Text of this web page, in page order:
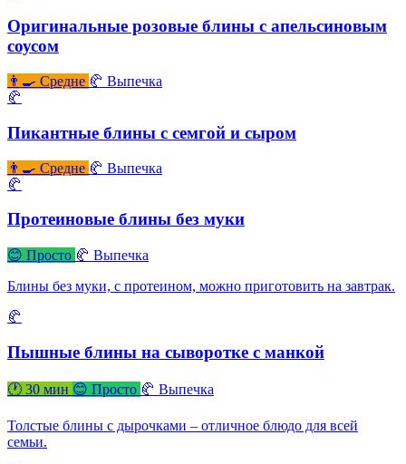
Оригинальные розовые блины с апельсиновым
соусом
👨‍🍳 Средне 🥐 Выпечка
🥐
Пикантные блины с семгой и сыром
👨‍🍳 Средне 🥐 Выпечка
🥐
Протеиновые блины без муки
😊 Просто 🥐 Выпечка
Блины без муки, с протеином, можно приготовить на завтрак.
🥐
Пышные блины на сыворотке с манкой
🕐 30 мин 😊 Просто 🥐 Выпечка
Толстые блины с дырочками – отличное блюдо для всей
семьи.